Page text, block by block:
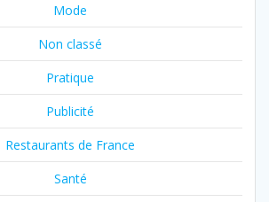
Mode
Non classé
Pratique
Publicité
Restaurants de France
Santé